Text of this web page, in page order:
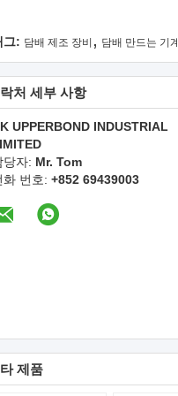
그: 담배 제조 장비 , 담배 만드는 기계
처 세부 사항
UPPERBOND INDUSTRIAL
당자: Mr. Tom
화 번호: +852 69439003
제품